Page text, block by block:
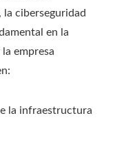
ciberseguridad
en la
empresa
la infraestructura